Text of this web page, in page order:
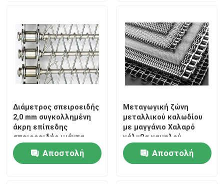
Προϊόντα
Σχετικά με εμάς
Έλεγχος ποιότητας
Επικοινωνήστε μαζί μας
Διάμετρος σπειροειδής
2,0 mm συγκολλημένη
άκρη επίπεδης
σπειροειδής ιμάντα
μεταφοράς από
ανοξείδωτο χάλυβα 304
Αποστολή
Μεταγωγική ζώνη
μεταλλικού καλωδίου
με μαγγάνιο Χαλαρό
χάλυβα χαμηλού
άνθρακα C1015
Αποστολή